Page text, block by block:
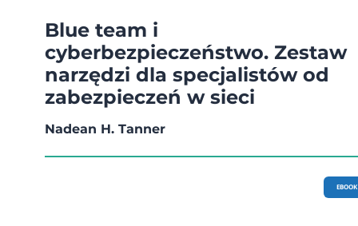
Blue team i
cyberbezpieczeństwo. Zestaw
narzędzi dla specjalistów od
zabezpieczeń w sieci
Nadean H. Tanner
EBOOK